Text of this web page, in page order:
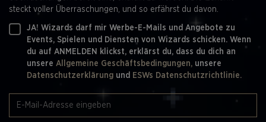
steckt voller Überraschungen, und so erfährst du davon.
JA! Wizards darf mir Werbe-E-Mails und Angebote zu
Events, Spielen und Diensten von Wizards schicken. Wenn
du auf ANMELDEN klickst, erklärst du, dass du dich an
unsere Allgemeine Geschäftsbedingungen, unsere
Datenschutzerklärung und ESWs Datenschutzrichtlinie.